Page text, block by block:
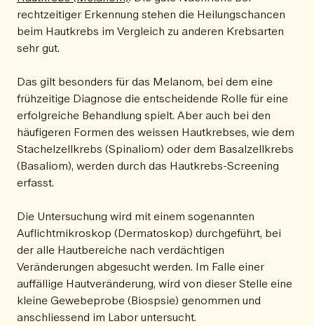
rechtzeitiger Erkennung stehen die Heilungschancen
beim Hautkrebs im Vergleich zu anderen Krebsarten
sehr gut.
Das gilt besonders für das Melanom, bei dem eine
frühzeitige Diagnose die entscheidende Rolle für eine
erfolgreiche Behandlung spielt. Aber auch bei den
häufigeren Formen des weissen Hautkrebses, wie dem
Stachelzellkrebs (Spinaliom) oder dem Basalzellkrebs
(Basaliom), werden durch das Hautkrebs-Screening
erfasst.
Die Untersuchung wird mit einem sogenannten
Auflichtmikroskop (Dermatoskop) durchgeführt, bei
der alle Hautbereiche nach verdächtigen
Veränderungen abgesucht werden. Im Falle einer
auffällige Hautveränderung, wird von dieser Stelle eine
kleine Gewebeprobe (Biospsie) genommen und
anschliessend im Labor untersucht.